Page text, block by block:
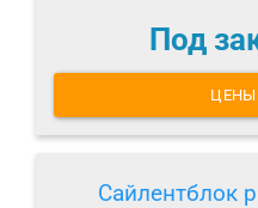
Под
ЦЕНЫ
Сайлентблок